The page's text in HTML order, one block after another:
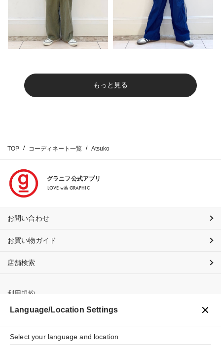
もっと見る
TOP コーディネート一覧 Atsuko
グラニフ公式アプリ
LOVE with GRAPHIC
お問い合わせ
お買い物ガイド
店舗検索
利用規約
プライバシーポリシー
特定商取引法に基づく表示
Language/Location Settings
Select your language and location